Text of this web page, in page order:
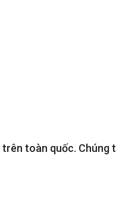
toàn quốc.